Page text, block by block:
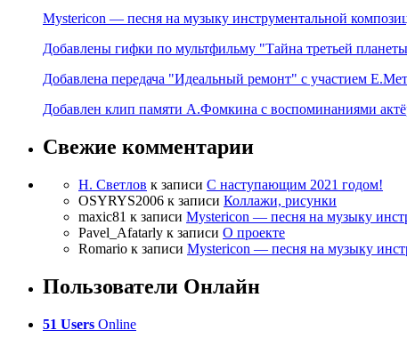
Mystericon — песня на музыку инструментальной
Добавлены гифки по мультфильму "Тайна третьей
Добавлена передача "Идеальный ремонт" с участием
Добавлен клип памяти А.Фомкина с воспоминаниями
Свежие комментарии
Н. Светлов к записи C наступающим 2021 годом!
OSYRYS2006 к записи Коллажи, рисунки
maxic81 к записи Mystericon — песня на музыку
Pavel_Afatarly к записи О проекте
Romario к записи Mystericon — песня на музыку
Пользователи Онлайн
51 Users Online